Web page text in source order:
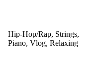
Hip-Hop/Rap, Strings,
Piano, Vlog, Relaxing